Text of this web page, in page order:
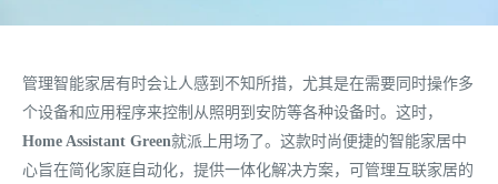
管理智能家居有时会让人感到不知所措，尤其是在需要同时操作多
个设备和应用程序来控制从照明到安防等各种设备时。这时，
Home Assistant Green就派上用场了。这款时尚便捷的智能家居中
心旨在简化家庭自动化，提供一体化解决方案，可管理互联家居的